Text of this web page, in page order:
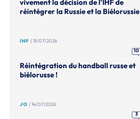
vivement la décision de l'IHF de
réintégrer la Russie et la Biélorussie
IHF | 15/07/2026
10
Réintégration du handball russe et
biélorusse !
JO | 14/07/2026
3